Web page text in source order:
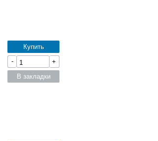
Купить
-
+
В закладки